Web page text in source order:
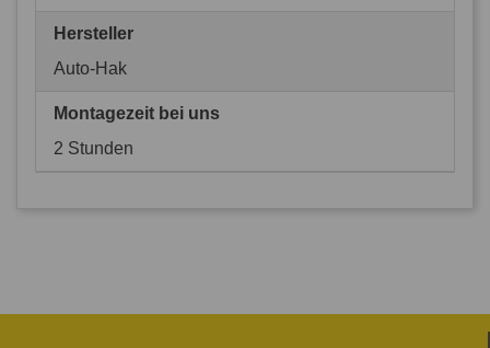
Hersteller
Auto-Hak
Montagezeit bei uns
2 Stunden